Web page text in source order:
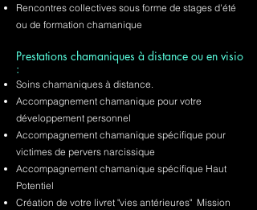
Rencontres collectives sous forme de stages d'été
ou de formation chamanique
Prestations chamaniques à distance ou en visio
:
Soins chamaniques à distance.
Accompagnement chamanique pour votre
développement personnel
Accompagnement chamanique spécifique pour
victimes de pervers narcissique
Accompagnement chamanique spécifique Haut
Potentiel
Création de votre livret "vies antérieures" Mission